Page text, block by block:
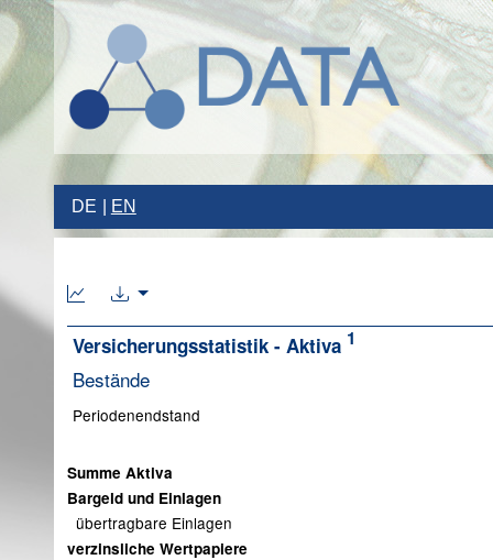
DE EN
Versicherungsstatistik - Aktiva 1
Bestände
Periodenendstand
Summe Aktiva
Bargeld und Einlagen
übertragbare Einlagen
verzinsliche Wertpapiere